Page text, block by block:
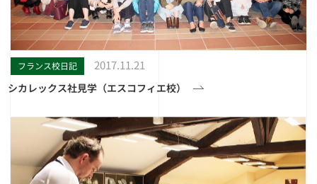
フランス校日記 2017.11.21
シカレックス社見学（エスコフィエ校）